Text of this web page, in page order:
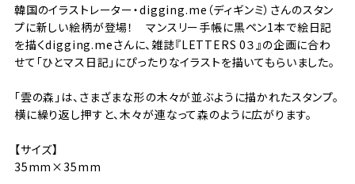
韓国のイラストレーター・digging.me（ディギンミ）さんのスタン
プに新しい絵柄が登場！ マンスリー手帳に黒ペン1本で絵日記
を描くdigging.meさんに、雑誌『LETTERS 0３』の企画に合わ
せて「ひとマス日記」にぴったりなイラストを描いてもらいました。
「雲の森」は、さまざまな形の木々が並ぶように描かれたスタンプ。
横に繰り返し押すと、木々が連なって森のように広がります。
【サイズ】
35mm×35mm